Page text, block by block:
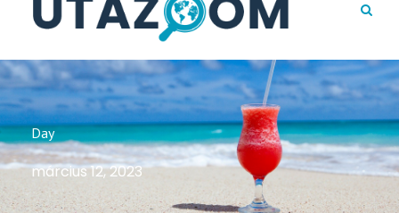
Day
március 12, 2023